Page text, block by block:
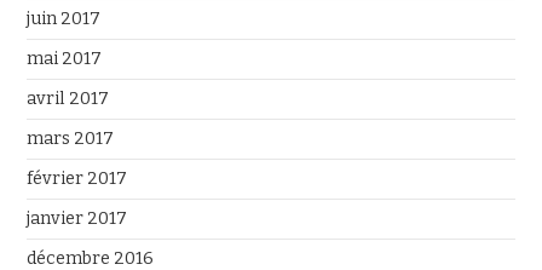
juin 2017
mai 2017
avril 2017
mars 2017
février 2017
janvier 2017
décembre 2016